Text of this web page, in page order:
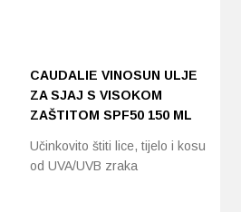
CAUDALIE VINOSUN ULJE
ZA SJAJ S VISOKOM
ZAŠTITOM SPF50 150 ML
Učinkovito štiti lice, tijelo i kosu
od UVA/UVB zraka